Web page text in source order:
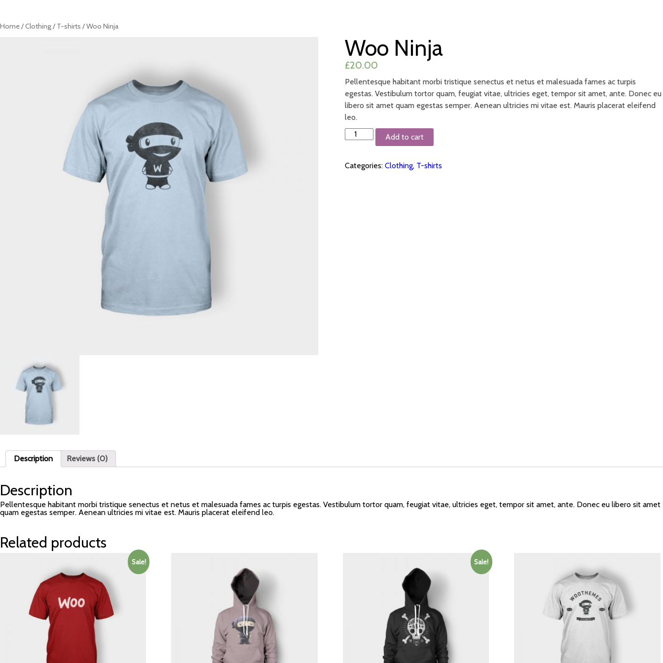
Home/Clothing/ T-shirts / Woo Ninja
Woo Ninja
£20.00
Pellentesque habitant morbi tristique senectus et netus et malesuada fames ac turpis
egestas. Vestibulum tortor quam, feugiat vitae, ultricies eget, tempor sit amet, ante. Donec eu
libero sit amet quam egestas semper. Aenean ultricies mi vitae est. Mauris placerat eleifend
leo.
Woo
Ninja
Add to cart
Categories: Clothing, T-shirts
Description Reviews (0)
Description
Pellentesque habitant morbi tristique senectus et netus et malesuada fames ac turpis egestas. Vestibulum tortor quam, feugiat vitae, ultricies eget, tempor sit amet, ante. Donec eu libero sit amet
quam egestas semper. Aenean ultricies mi vitae est. Mauris placerat eleifend leo.
Related products
Sale! Sale!